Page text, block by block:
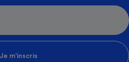
Je m'inscris